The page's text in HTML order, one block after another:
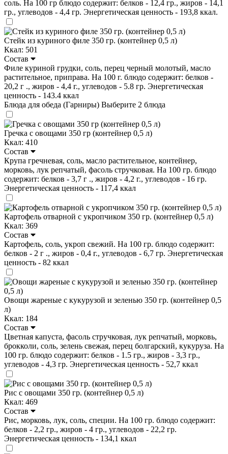
соль. На 100 гр блюдо содержит: белков - 12,4 гр., жиров - 14,1
гр., углеводов - 4,4 гр. Энергетическая ценность - 193,8 ккал.
Стейк из куриного филе 350 гр. (контейнер 0,5 л)
Ккал: 501
Состав
Филе куриной грудки, соль, перец черный молотый, масло
растительное, приправа. На 100 г. блюдо содержит: белков -
20,2 г ., жиров - 4,4 г., углеводов - 5.8 гр. Энергетическая
ценность - 143.4 ккал
Блюда для обеда (Гарниры) Выберите 2 блюда
Гречка с овощами 350 гр (контейнер 0,5 л)
Ккал: 410
Состав
Крупа гречневая, соль, масло растительное, контейнер,
морковь, лук репчатый, фасоль стручковая. На 100 гр. блюдо
содержит: белков - 3,7 г ., жиров - 4,2 г., углеводов - 16 гр.
Энергетическая ценность - 117,4 ккал
Картофель отварной с укропчиком 350 гр. (контейнер 0,5 л)
Ккал: 369
Состав
Картофель, соль, укроп свежий. На 100 гр. блюдо содержит:
белков - 2 г ., жиров - 0,4 г., углеводов - 6,7 гр. Энергетическая
ценность - 82 ккал
Овощи жареные с кукурузой и зеленью 350 гр. (контейнер 0,5
л)
Ккал: 184
Состав
Цветная капуста, фасоль стручковая, лук репчатый, морковь,
брокколи, соль, зелень свежая, перец болгарский, кукуруза. На
100 гр. блюдо содержит: белков - 1.5 гр., жиров - 3,3 гр.,
углеводов - 4,3 гр. Энергетическая ценность - 52,7 ккал
Рис с овощами 350 гр. (контейнер 0,5 л)
Ккал: 469
Состав
Рис, морковь, лук, соль, специи. На 100 гр. блюдо содержит:
белков - 2,2 гр., жиров - 4 гр., углеводов - 22,2 гр.
Энергетическая ценность - 134,1 ккал